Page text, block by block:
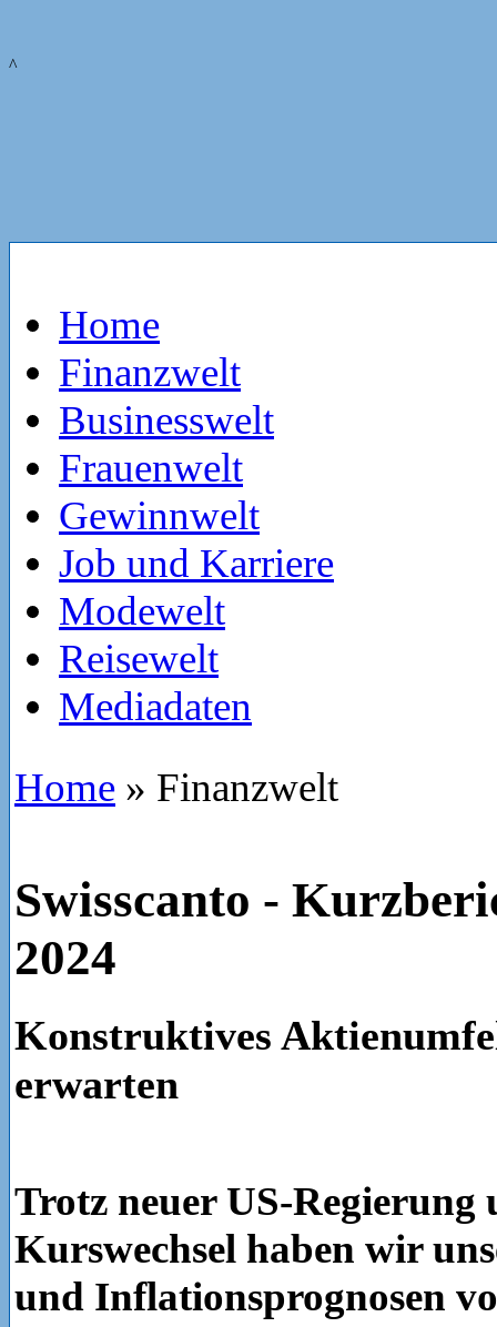
^
Home
Finanzwelt
Businesswelt
Frauenwelt
Gewinnwelt
Job und Karriere
Modewelt
Reisewelt
Mediadaten
Home » Finanzwelt
Swisscanto -
2024
Konstruktives
erwarten
Trotz neuer US-Regierung
Kurswechsel haben wir
und Inflationsprognosen